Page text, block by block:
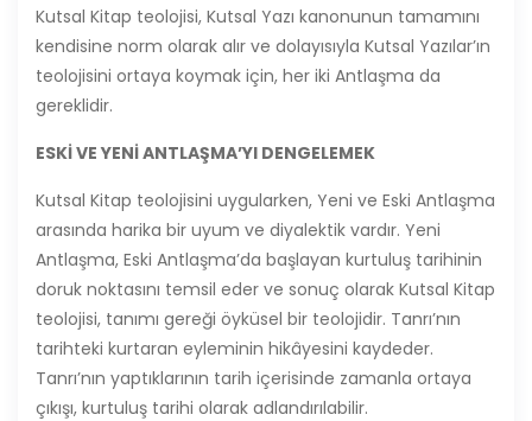
Kutsal Kitap teolojisi, Kutsal Yazı kanonunun tamamını
kendisine norm olarak alır ve dolayısıyla Kutsal Yazılar’ın
teolojisini ortaya koymak için, her iki Antlaşma da
gereklidir.
ESKİ VE YENİ ANTLAŞMA’YI DENGELEMEK
Kutsal Kitap teolojisini uygularken, Yeni ve Eski Antlaşma
arasında harika bir uyum ve diyalektik vardır. Yeni
Antlaşma, Eski Antlaşma’da başlayan kurtuluş tarihinin
doruk noktasını temsil eder ve sonuç olarak Kutsal Kitap
teolojisi, tanımı gereği öyküsel bir teolojidir. Tanrı’nın
tarihteki kurtaran eyleminin hikâyesini kaydeder.
Tanrı’nın yaptıklarının tarih içerisinde zamanla ortaya
çıkışı, kurtuluş tarihi olarak adlandırılabilir.